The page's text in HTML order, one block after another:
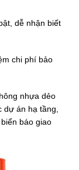
dễ nhận biết
chi phí bảo
nhựa dẻo
dự án hạ tầng,
báo giao